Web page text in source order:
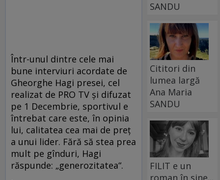
Într-unul dintre cele mai
bune interviuri acordate de
Gheorghe Hagi presei, cel
realizat de PRO TV și difuzat
pe 1 Decembrie, sportivul e
întrebat care este, în opinia
lui, calitatea cea mai de preț
a unui lider. Fără să stea prea
mult pe gînduri, Hagi
răspunde: „generozitatea“.
SANDU
Cititori din
lumea largă
Ana Maria
SANDU
FILIT e un
roman în sine...